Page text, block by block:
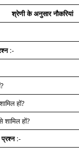
श्रेणी के अनुसार नौकरियां
:-
?
हों?
शामिल हों?
:-